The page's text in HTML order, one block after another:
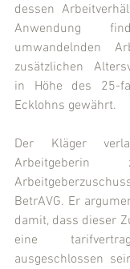
dessen
Anwendung
umwandelnden
zusätzlichen
in Höhe des 25-
Ecklohns gewährt.
Der Kläger
Arbeitgeberin
BetrAVG. Er
damit, dass dieser
eine
ausgeschlossen